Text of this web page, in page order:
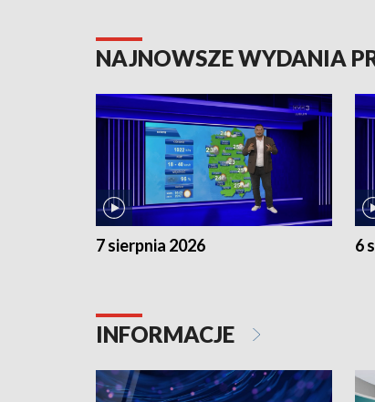
NAJNOWSZE WYDANIA
7 sierpnia 2026 6
INFORMACJE